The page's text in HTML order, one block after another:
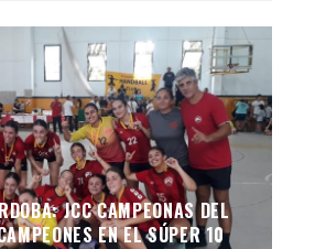
JCC CAMPEONAS DEL
EN EL SÚPER 10